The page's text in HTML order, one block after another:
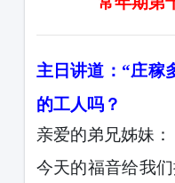
主日讲道： “庄稼
的工人吗？
亲爱的弟兄姊妹：
今天的福音给我